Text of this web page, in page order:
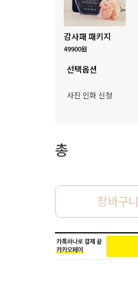
감사패 패키지
49900원
선택옵션
사진 인화 신청
총
장바구니